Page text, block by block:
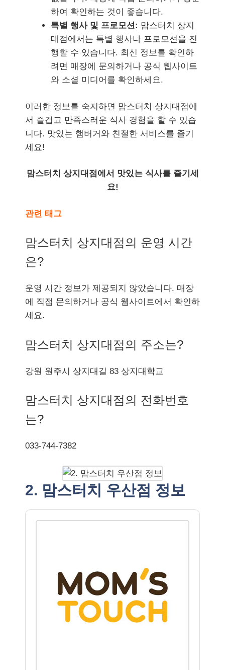
하여 확인하는 것이 좋습니다.
특별 행사 및 프로모션: 맘스터치 상지
대점에서는 특별 행사나 프로모션을 진
행할 수 있습니다. 최신 정보를 확인하
려면 매장에 문의하거나 공식 웹사이트
와 소셜 미디어를 확인하세요.
이러한 정보를 숙지하면 맘스터치 상지대점에
서 즐겁고 만족스러운 식사 경험을 할 수 있습
니다. 맛있는 햄버거와 친절한 서비스를 즐기
세요!
맘스터치 상지대점에서 맛있는 식사를 즐기세
요!
관련 태그
맘스터치 상지대점의 운영 시간
은?
운영 시간 정보가 제공되지 않았습니다. 매장
에 직접 문의하거나 공식 웹사이트에서 확인하
세요.
맘스터치 상지대점의 주소는?
강원 원주시 상지대길 83 상지대학교
맘스터치 상지대점의 전화번호
는?
033-744-7382
2. 맘스터치 우산점 정보